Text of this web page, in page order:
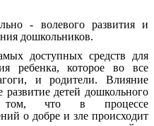
- волевого развития и
дошкольников.
доступных средств для
ребенка, которое во все
и родители. Влияние
развитие детей дошкольного
том, что в процессе
о добре и зле происходит